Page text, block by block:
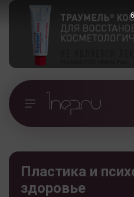
Пластика и
здоровье
5